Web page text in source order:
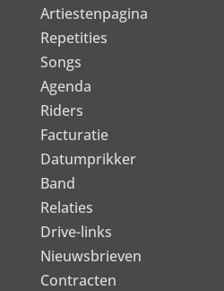
Artiestenpagina
Repetities
Songs
Agenda
Riders
Facturatie
Datumprikker
Band
Relaties
Drive-links
Nieuwsbrieven
Contracten